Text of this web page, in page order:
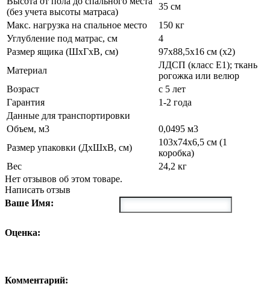
(без учета высоты матраса)
35 см
Макс. нагрузка на спальное место
150 кг
Углубление под матрас, см
4
Размер ящика (ШxГxВ, см)
97х88,5х16 см (x2)
Материал
ЛДСП (класс Е1); ткань
рогожка или велюр
Возраст
с 5 лет
Гарантия
1-2 года
Данные для транспортировки
Объем, м3
0,0495 м3
Размер упаковки (ДxШxВ, см)
103х74х6,5 см (1
коробка)
Вес
24,2 кг
Нет отзывов об этом товаре.
Написать отзыв
Ваше Имя:
Оценка:
Комментарий: